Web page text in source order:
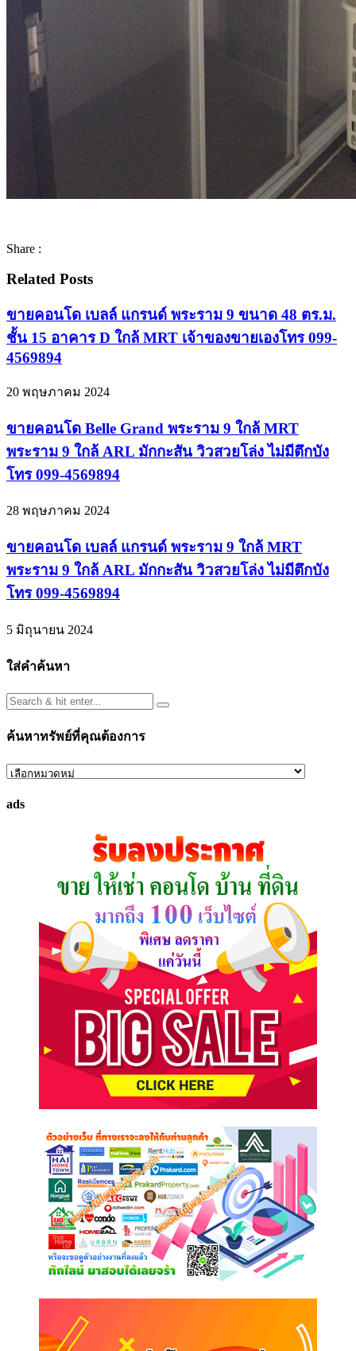
Share :
Related Posts
ขายคอนโด เบลล์ แกรนด์ พระราม 9 ขนาด 48 ตร.ม.
ชั้น 15 อาคาร D ใกล้ MRT เจ้าของขายเองโทร 099-
4569894
20 พฤษภาคม 2024
ขายคอนโด Belle Grand พระราม 9 ใกล้ MRT
พระราม 9 ใกล้ ARL มักกะสัน วิวสวยโล่ง ไม่มีตึกบัง
โทร 099-4569894
28 พฤษภาคม 2024
ขายคอนโด เบลล์ แกรนด์ พระราม 9 ใกล้ MRT
พระราม 9 ใกล้ ARL มักกะสัน วิวสวยโล่ง ไม่มีตึกบัง
โทร 099-4569894
5 มิถุนายน 2024
ใส่คำค้นหา
ค้นหาทรัพย์ที่คุณต้องการ
ค้นหา
ที่
ads